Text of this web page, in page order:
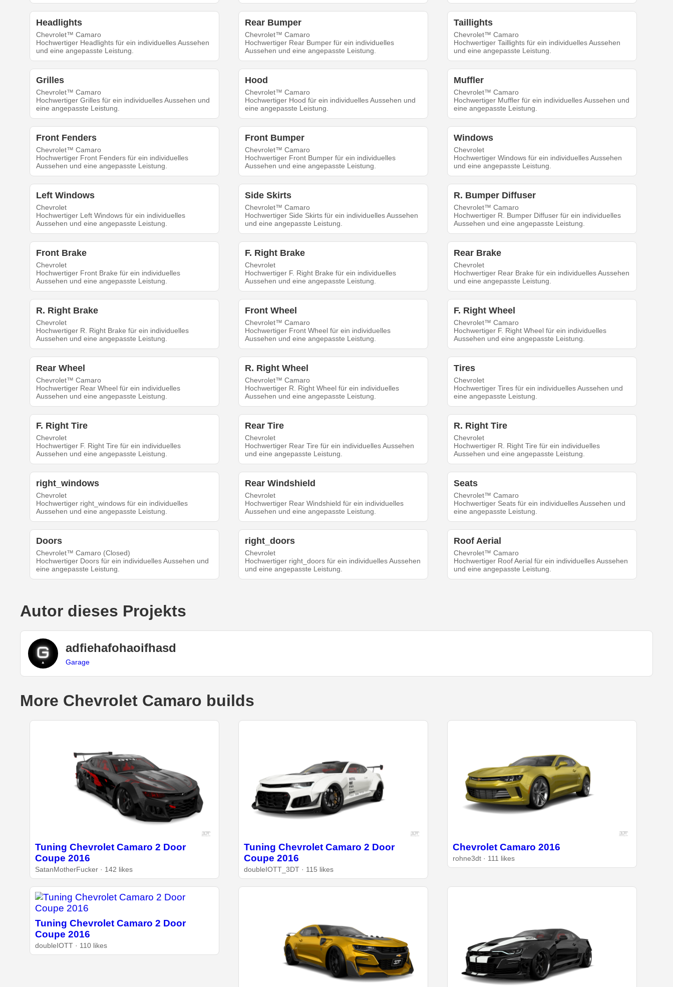
Headlights
Chevrolet™ Camaro
Hochwertiger Headlights für ein individuelles Aussehen
und eine angepasste Leistung.
Rear Bumper
Chevrolet™ Camaro
Hochwertiger Rear Bumper für ein individuelles
Aussehen und eine angepasste Leistung.
Taillights
Chevrolet™ Camaro
Hochwertiger Taillights für ein individuelles Aussehen
und eine angepasste Leistung.
Grilles
Chevrolet™ Camaro
Hochwertiger Grilles für ein individuelles Aussehen und
eine angepasste Leistung.
Hood
Chevrolet™ Camaro
Hochwertiger Hood für ein individuelles Aussehen und
eine angepasste Leistung.
Muffler
Chevrolet™ Camaro
Hochwertiger Muffler für ein individuelles Aussehen und
eine angepasste Leistung.
Front Fenders
Chevrolet™ Camaro
Hochwertiger Front Fenders für ein individuelles
Aussehen und eine angepasste Leistung.
Front Bumper
Chevrolet™ Camaro
Hochwertiger Front Bumper für ein individuelles
Aussehen und eine angepasste Leistung.
Windows
Chevrolet
Hochwertiger Windows für ein individuelles Aussehen
und eine angepasste Leistung.
Left Windows
Chevrolet
Hochwertiger Left Windows für ein individuelles
Aussehen und eine angepasste Leistung.
Side Skirts
Chevrolet™ Camaro
Hochwertiger Side Skirts für ein individuelles Aussehen
und eine angepasste Leistung.
R. Bumper Diffuser
Chevrolet™ Camaro
Hochwertiger R. Bumper Diffuser für ein individuelles
Aussehen und eine angepasste Leistung.
Front Brake
Chevrolet
Hochwertiger Front Brake für ein individuelles
Aussehen und eine angepasste Leistung.
F. Right Brake
Chevrolet
Hochwertiger F. Right Brake für ein individuelles
Aussehen und eine angepasste Leistung.
Rear Brake
Chevrolet
Hochwertiger Rear Brake für ein individuelles Aussehen
und eine angepasste Leistung.
R. Right Brake
Chevrolet
Hochwertiger R. Right Brake für ein individuelles
Aussehen und eine angepasste Leistung.
Front Wheel
Chevrolet™ Camaro
Hochwertiger Front Wheel für ein individuelles
Aussehen und eine angepasste Leistung.
F. Right Wheel
Chevrolet™ Camaro
Hochwertiger F. Right Wheel für ein individuelles
Aussehen und eine angepasste Leistung.
Rear Wheel
Chevrolet™ Camaro
Hochwertiger Rear Wheel für ein individuelles
Aussehen und eine angepasste Leistung.
R. Right Wheel
Chevrolet™ Camaro
Hochwertiger R. Right Wheel für ein individuelles
Aussehen und eine angepasste Leistung.
Tires
Chevrolet
Hochwertiger Tires für ein individuelles Aussehen und
eine angepasste Leistung.
F. Right Tire
Chevrolet
Hochwertiger F. Right Tire für ein individuelles
Aussehen und eine angepasste Leistung.
Rear Tire
Chevrolet
Hochwertiger Rear Tire für ein individuelles Aussehen
und eine angepasste Leistung.
R. Right Tire
Chevrolet
Hochwertiger R. Right Tire für ein individuelles
Aussehen und eine angepasste Leistung.
right_windows
Chevrolet
Hochwertiger right_windows für ein individuelles
Aussehen und eine angepasste Leistung.
Rear Windshield
Chevrolet
Hochwertiger Rear Windshield für ein individuelles
Aussehen und eine angepasste Leistung.
Seats
Chevrolet™ Camaro
Hochwertiger Seats für ein individuelles Aussehen und
eine angepasste Leistung.
Doors
Chevrolet™ Camaro (Closed)
Hochwertiger Doors für ein individuelles Aussehen und
eine angepasste Leistung.
right_doors
Chevrolet
Hochwertiger right_doors für ein individuelles Aussehen
und eine angepasste Leistung.
Roof Aerial
Chevrolet™ Camaro
Hochwertiger Roof Aerial für ein individuelles Aussehen
und eine angepasste Leistung.
Autor dieses Projekts
adfiehafohaoifhasd
Garage
More Chevrolet Camaro builds
Tuning Chevrolet Camaro 2 Door
Coupe 2016
SatanMotherFucker · 142 likes
Tuning Chevrolet Camaro 2 Door
Coupe 2016
doubleIOTT_3DT · 115 likes
Chevrolet Camaro 2016
rohne3dt · 111 likes
Tuning Chevrolet Camaro 2 Door
Coupe 2016
doubleIOTT · 110 likes